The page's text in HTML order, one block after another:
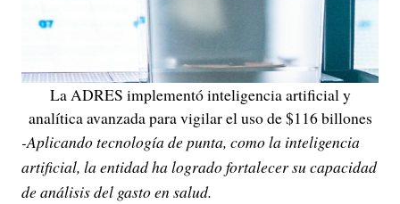
La ADRES implementó inteligencia artificial y
analítica avanzada para vigilar el uso de $116 billones
-Aplicando tecnología de punta, como la inteligencia
artificial, la entidad ha logrado fortalecer su capacidad
de análisis del gasto en salud.